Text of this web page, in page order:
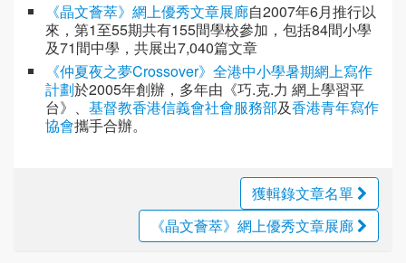
《晶文薈萃》網上優秀文章展廊自2007年6月推行以
來，第1至55期共有155間學校參加，包括84間小學
及71間中學，共展出7,040篇文章
《仲夏夜之夢Crossover》全港中小學暑期網上寫作
計劃於2005年創辦，多年由《巧.克.力 網上學習平
台》、 基督教香港信義會社會服務部及香港青年寫作
協會攜手合辦。
獲輯錄文章名單
《晶文薈萃》網上優秀文章展廊